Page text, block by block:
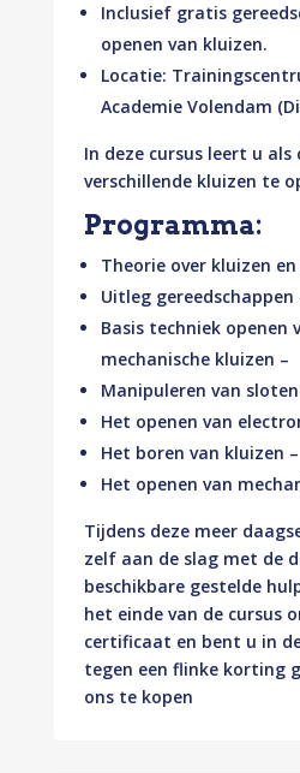
Inclusief gratis
openen van kluizen.
Locatie:
Academie Volendam
In deze cursus leert u
verschillende kluizen te
Programma:
Theorie over kluizen
Uitleg gereedschappen
Basis techniek openen
mechanische kluizen –
Manipuleren van
Het openen van
Het boren van kluizen –
Het openen van
Tijdens deze meer
zelf aan de slag met de
beschikbare gestelde
het einde van de cursus
certificaat en bent u in
tegen een flinke korting
ons te kopen